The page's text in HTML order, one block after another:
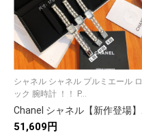
シャネル シャネル プルミエール ロ
ック 腕時計 ！！ P...
51,609円